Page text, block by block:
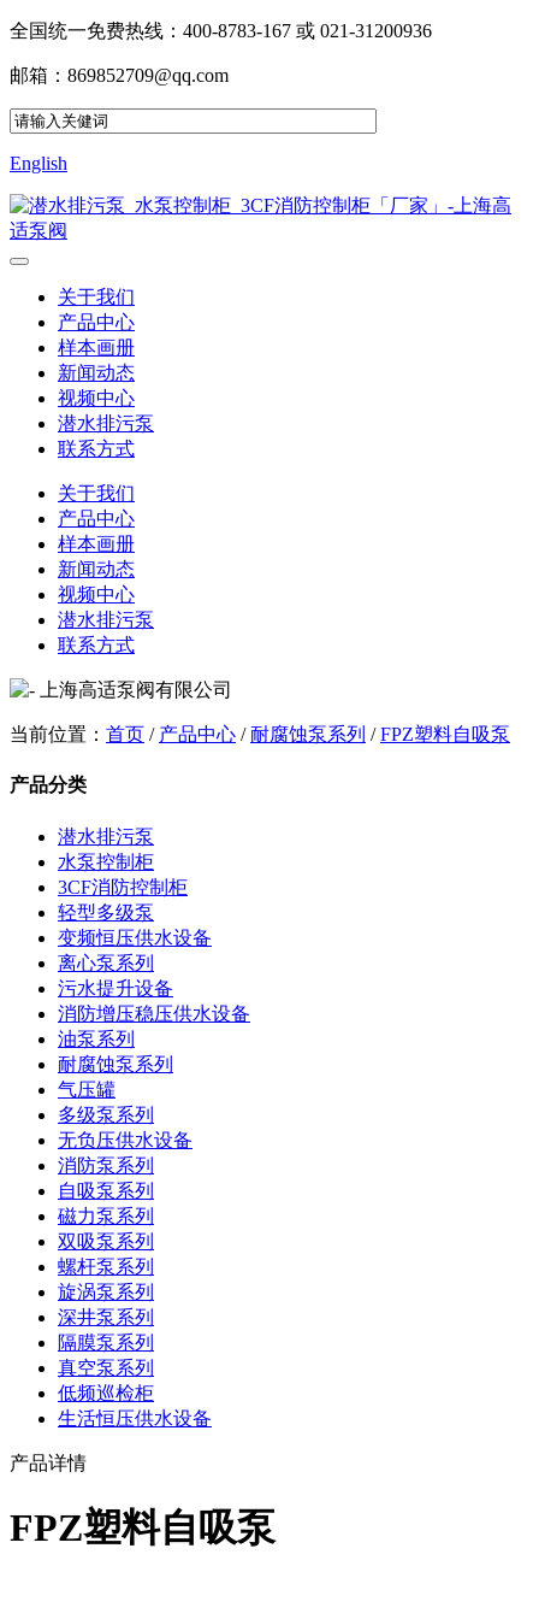
全国统一免费热线：400-8783-167 或 021-31200936
邮箱：869852709@qq.com
English
关于我们
产品中心
样本画册
新闻动态
视频中心
潜水排污泵
联系方式
关于我们
产品中心
样本画册
新闻动态
视频中心
潜水排污泵
联系方式
当前位置： 首页 / 产品中心 /耐腐蚀泵系列 /FPZ塑料自吸泵
产品分类
潜水排污泵
水泵控制柜
3CF消防控制柜
轻型多级泵
变频恒压供水设备
离心泵系列
污水提升设备
消防增压稳压供水设备
油泵系列
耐腐蚀泵系列
气压罐
多级泵系列
无负压供水设备
消防泵系列
自吸泵系列
磁力泵系列
双吸泵系列
螺杆泵系列
旋涡泵系列
深井泵系列
隔膜泵系列
真空泵系列
低频巡检柜
生活恒压供水设备
产品详情
FPZ塑料自吸泵